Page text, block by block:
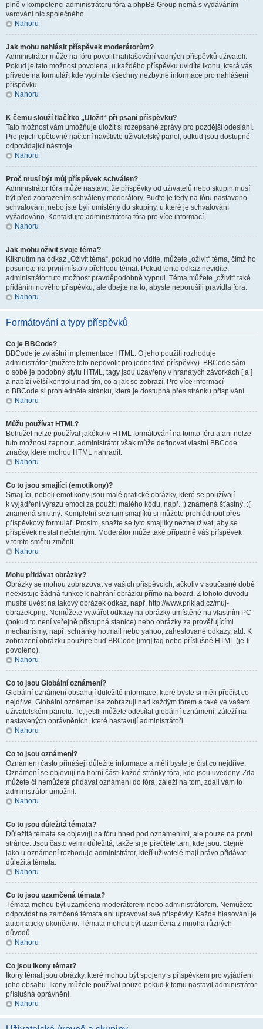
plně v kompetenci administrátorů fóra a phpBB Group nemá s vydáváním
varování nic společného.
Nahoru
Jak mohu nahlásit příspěvek moderátorům?
Administrátor může na fóru povolit nahlašování vadných příspěvků uživateli.
Pokud je tato možnost povolena, u každého příspěvku uvidíte ikonu, která vás
přivede na formulář, kde vyplníte všechny nezbytné informace pro nahlášení
příspěvku.
Nahoru
K čemu slouží tlačítko „Uložit“ při psaní příspěvků?
Tato možnost vám umožňuje uložit si rozepsané zprávy pro pozdější odeslání.
Pro jejich opětovné načtení navštivte uživatelský panel, odkud jsou dostupné
odpovídající nástroje.
Nahoru
Proč musí být můj příspěvek schválen?
Administrátor fóra může nastavit, že příspěvky od uživatelů nebo skupin musí
být před zobrazením schváleny moderátory. Buďto je tedy na fóru nastaveno
schvalování, nebo jste byli umístěny do skupiny, u které je schvalování
vyžadováno. Kontaktujte administrátora fóra pro více informací.
Nahoru
Jak mohu oživit svoje téma?
Kliknutím na odkaz „Oživit téma“, pokud ho vidíte, můžete „oživit“ téma, čímž ho
posunete na první místo v přehledu témat. Pokud tento odkaz nevidíte,
administrátor tuto možnost pravděpodobně vypnul. Téma můžete „oživit“ také
přidáním nového příspěvku, ale dbejte na to, abyste neporušili pravidla fóra.
Nahoru
Formátování a typy příspěvků
Co je BBCode?
BBCode je zvláštní implementace HTML. O jeho použití rozhoduje
administrátor (můžete toto nepovolit pro jednotlivé příspěvky). BBCode sám
o sobě je podobný stylu HTML, tagy jsou uzavřeny v hranatých závorkách [ a ]
a nabízí větší kontrolu nad tím, co a jak se zobrazí. Pro více informací
o BBCode si prohlédněte stránku, která je dostupná přes stránku přispívání.
Nahoru
Můžu používat HTML?
Bohužel nelze používat jakékoliv HTML formátování na tomto fóru a ani nelze
tuto možnost zapnout, administrátor však může definovat vlastní BBCode
značky, které mohou HTML nahradit.
Nahoru
Co to jsou smajlíci (emotikony)?
Smajlíci, neboli emotikony jsou malé grafické obrázky, které se používají
k vyjádření výrazu emocí za použití malého kódu, např. :) znamená šťastný, :(
znamená smutný. Kompletní seznam smajlíků si můžete prohlédnout přes
příspěvkový formulář. Prosím, snažte se tyto smajlíky nezneužívat, aby se
příspěvek nestal nečitelným. Moderátor může také případně váš příspěvek
v tomto směru změnit.
Nahoru
Mohu přidávat obrázky?
Obrázky se mohou zobrazovat ve vašich příspěvcích, ačkoliv v současné době
neexistuje žádná funkce k nahrání obrázků přímo na board. Z tohoto důvodu
musíte uvést na takový obrázek odkaz, např. http://www.priklad.cz/muj-
obrazek.png. Nemůžete vytvářet odkazy na obrázky umístěné na vlastním PC
(pokud to není veřejně přístupná stanice) nebo obrázky za prověřujícími
mechanismy, např. schránky hotmail nebo yahoo, zaheslované odkazy, atd. K
zobrazení obrázku použijte buď BBCode [img] tag nebo příslušné HTML (je-li
povoleno).
Nahoru
Co to jsou Globální oznámení?
Globální oznámení obsahují důležité informace, které byste si měli přečíst co
nejdříve. Globální oznámení se zobrazují nad každým fórem a také ve vašem
uživatelském panelu. To, jestli můžete odesílat globální oznámení, záleží na
nastavených oprávněních, které nastavují administrátoři.
Nahoru
Co to jsou oznámení?
Oznámení často přinášejí důležité informace a měli byste je číst co nejdříve.
Oznámení se objevují na horní části každé stránky fóra, kde jsou uvedeny. Zda
můžete či nemůžete přidávat oznámení do fóra, záleží na tom, zdali vám to
administrátor umožnil.
Nahoru
Co to jsou důležitá témata?
Důležitá témata se objevují na fóru hned pod oznámeními, ale pouze na první
stránce. Jsou často velmi důležitá, takže si je přečtěte tam, kde jsou. Stejně
jako u oznámení rozhoduje administrátor, kteří uživatelé mají právo přidávat
důležitá témata.
Nahoru
Co to jsou uzamčená témata?
Témata mohou být uzamčena moderátorem nebo administrátorem. Nemůžete
odpovídat na zamčená témata ani upravovat své příspěvky. Každé hlasování je
automaticky ukončeno. Témata mohou být uzamčena z mnoha různých
důvodů.
Nahoru
Co jsou ikony témat?
Ikony témat jsou obrázky, které mohou být spojeny s příspěvkem pro vyjádření
jeho obsahu. Ikony můžete používat pouze pokud k tomu nastavil administrátor
příslušná oprávnění.
Nahoru